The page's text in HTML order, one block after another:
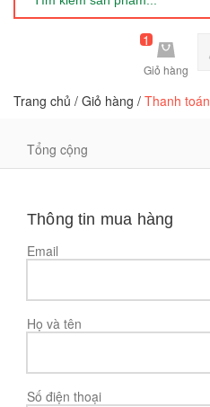
1
Giỏ hàng
Trang chủ / Giỏ hàng / Thanh toán
Tổng cộng
Thông tin mua hàng
Email
Họ và tên
Số điện thoại